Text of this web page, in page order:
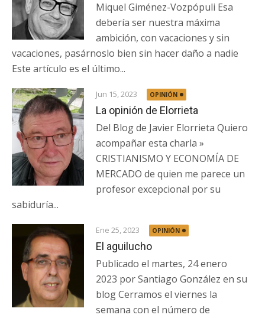
Miquel Giménez-Vozpópuli Esa
debería ser nuestra máxima
ambición, con vacaciones y sin
vacaciones, pasárnoslo bien sin hacer daño a nadie
Este artículo es el último...
Jun 15, 2023 OPINIÓN
La opinión de Elorrieta
Del Blog de Javier Elorrieta Quiero
acompañar esta charla »
CRISTIANISMO Y ECONOMÍA DE
MERCADO de quien me parece un
profesor excepcional por su
sabiduría...
Ene 25, 2023 OPINIÓN
El aguilucho
Publicado el martes, 24 enero
2023 por Santiago González en su
blog Cerramos el viernes la
semana con el número de